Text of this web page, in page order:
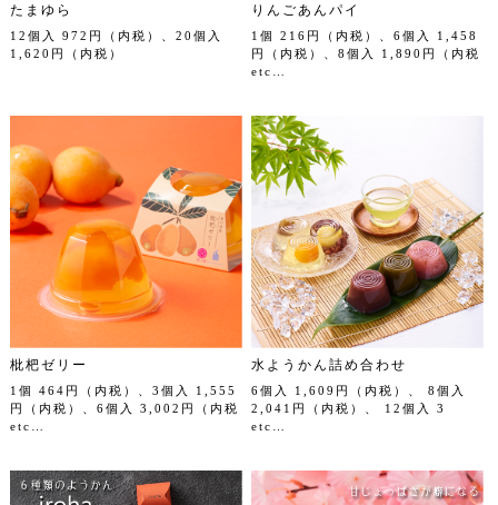
たまゆら
12個入 972円（内税）、20個入
1,620円（内税）
りんごあんパイ
1個 216円（内税）、6個入 1,458
円（内税）、8個入 1,890円（内税
etc…
枇杷ゼリー
1個 464円（内税）、3個入 1,555
円（内税）、6個入 3,002円（内税
etc…
水ようかん詰め合わせ
6個入 1,609円（内税）、 8個入
2,041円（内税）、 12個入 3
etc…